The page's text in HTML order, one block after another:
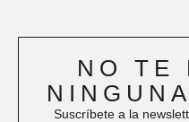
NO TE
Suscríbete a la